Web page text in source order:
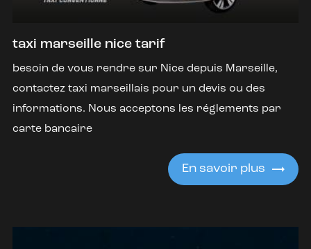
taxi marseille nice tarif
besoin de vous rendre sur Nice depuis Marseille,
contactez taxi marseillais pour un devis ou des
informations. Nous acceptons les réglements par
carte bancaire
En savoir plus